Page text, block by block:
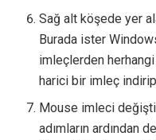
Sağ alt köşede yer
Burada ister
imleçlerden
harici bir imleç
Mouse imleci
adımların ardından